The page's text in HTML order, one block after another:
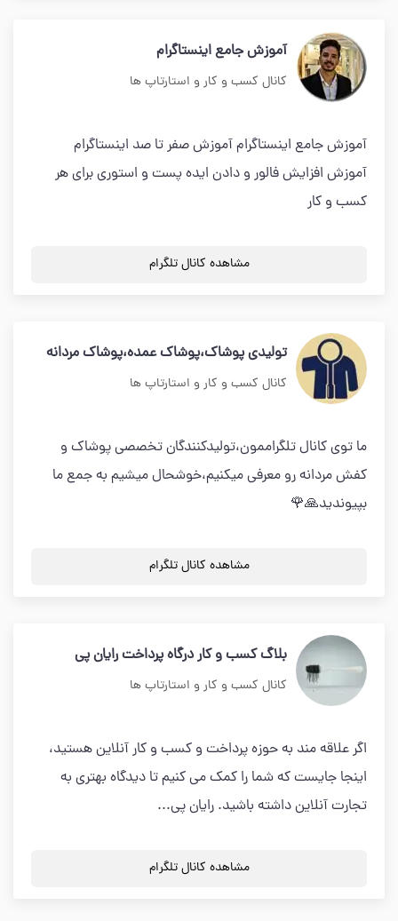
آموزش جامع اینستاگرام
کانال کسب و کار و استارتاپ ها
آموزش جامع اینستاگرام آموزش صفر تا صد اینستاگرام
آموزش افزایش فالور و دادن ایده پست و استوری برای هر
کسب و کار
مشاهده کانال تلگرام
تولیدی پوشاک،پوشاک عمده،پوشاک مردانه
کانال کسب و کار و استارتاپ ها
ما توی کانال تلگراممون،تولیدکنندگان تخصصی پوشاک و
کفش مردانه رو معرفی میکنیم،خوشحال میشیم به جمع ما
بپیوندید🙏🌹
مشاهده کانال تلگرام
بلاگ کسب و کار درگاه پرداخت رایان پی
کانال کسب و کار و استارتاپ ها
اگر علاقه مند به حوزه پرداخت و کسب و کار آنلاین هستید،
اینجا جایست که شما را کمک می کنیم تا دیدگاه بهتری به
تجارت آنلاین داشته باشید. رایان پی...
مشاهده کانال تلگرام